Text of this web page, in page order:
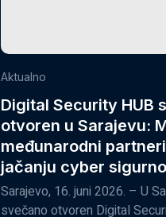
Aktualno
Digital Security HUB
otvoren u Sarajevu:
međunarodni
jačanju cyber
Sarajevo, 16. juni 2026. – U
svečano otvoren Digital